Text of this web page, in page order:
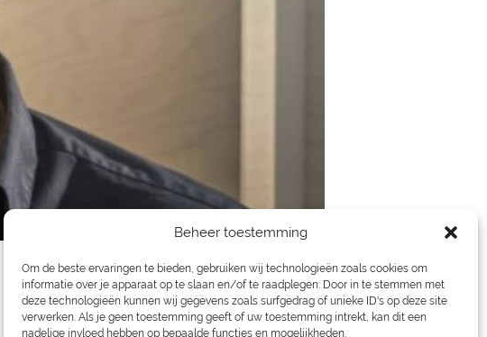
Beheer toestemming
Om de beste ervaringen te bieden, gebruiken wij technologieën zoals cookies om
informatie over je apparaat op te slaan en/of te raadplegen. Door in te stemmen met
deze technologieën kunnen wij gegevens zoals surfgedrag of unieke ID's op deze site
verwerken. Als je geen toestemming geeft of uw toestemming intrekt, kan dit een
nadelige invloed hebben op bepaalde functies en mogelijkheden.